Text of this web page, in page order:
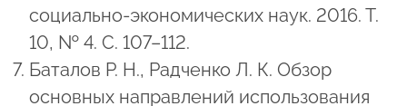
социально-экономических наук. 2016. Т.
10, № 4. С. 107–112.
Баталов Р. Н., Радченко Л. К. Обзор
основных направлений использования